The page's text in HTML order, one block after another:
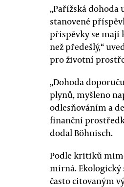
„Pařížská
stanovené
příspěvky se mají
než předešlý,“
pro životní
„Dohoda
plynů, myšleno
odlesňováním a
finanční
dodal Böhnisch.
Podle kritiků
mírná.
často citovaným